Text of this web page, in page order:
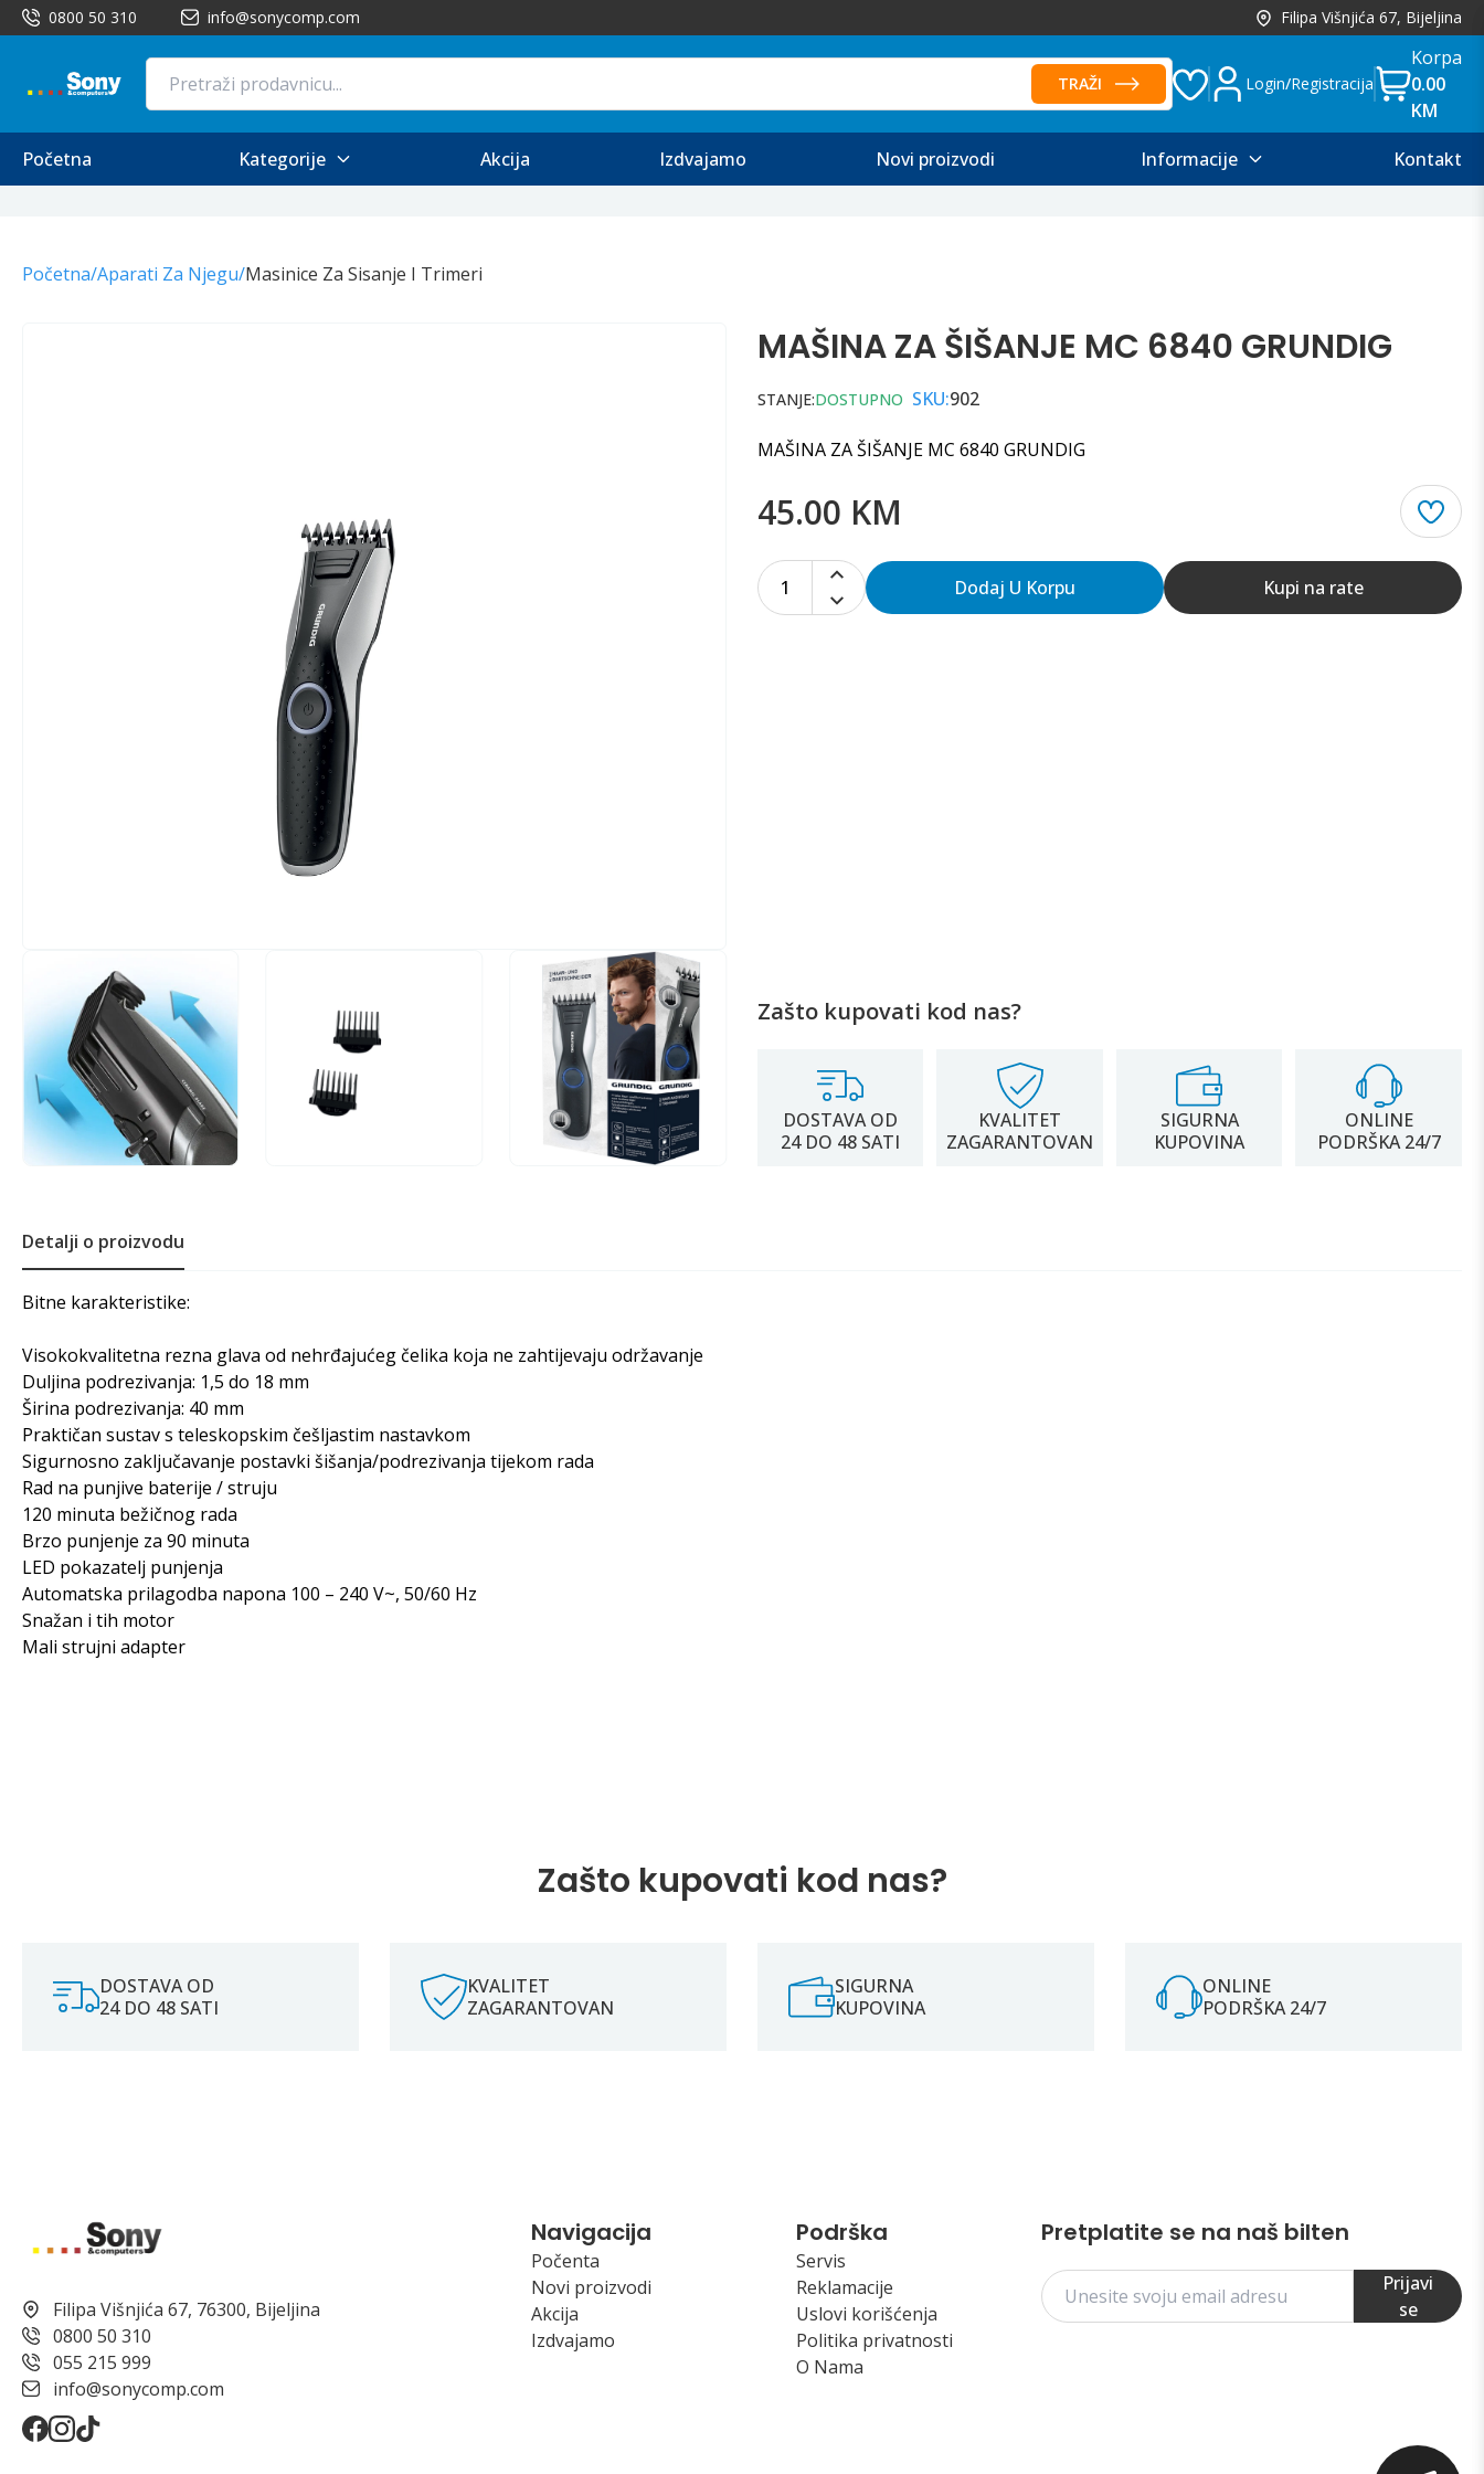
0800 50 310 info@sonycomp.com Filipa Višnjića 67, Bijeljina
TRAŽI Login/Registracija
Korpa
0.00
KM
Početna
Kategorije Akcija Izdvajamo Novi proizvodi Informacije Kontakt
Početna/Aparati Za Njegu/Masinice Za Sisanje I Trimeri
MAŠINA ZA ŠIŠANJE MC 6840 GRUNDIG
STANJE:DOSTUPNO SKU:902
MAŠINA ZA ŠIŠANJE MC 6840 GRUNDIG
45.00 KM
1 Dodaj U Korpu Kupi na rate
Zašto kupovati kod nas?
DOSTAVA OD
24 DO 48 SATI
KVALITET
ZAGARANTOVAN
SIGURNA
KUPOVINA
ONLINE
PODRŠKA 24/7
Detalji o proizvodu
Bitne karakteristike:
Visokokvalitetna rezna glava od nehrđajućeg čelika koja ne zahtijevaju održavanje
Duljina podrezivanja: 1,5 do 18 mm
Širina podrezivanja: 40 mm
Praktičan sustav s teleskopskim češljastim nastavkom
Sigurnosno zaključavanje postavki šišanja/podrezivanja tijekom rada
Rad na punjive baterije / struju
120 minuta bežičnog rada
Brzo punjenje za 90 minuta
LED pokazatelj punjenja
Automatska prilagodba napona 100 – 240 V~, 50/60 Hz
Snažan i tih motor
Mali strujni adapter
Zašto kupovati kod nas?
DOSTAVA OD
24 DO 48 SATI
KVALITET
ZAGARANTOVAN
SIGURNA
KUPOVINA
ONLINE
PODRŠKA 24/7
Filipa Višnjića 67, 76300, Bijeljina
0800 50 310
055 215 999
info@sonycomp.com
Navigacija
Počenta
Novi proizvodi
Akcija
Izdvajamo
Podrška
Servis
Reklamacije
Uslovi korišćenja
Politika privatnosti
O Nama
Pretplatite se na naš bilten
Prijavi
se